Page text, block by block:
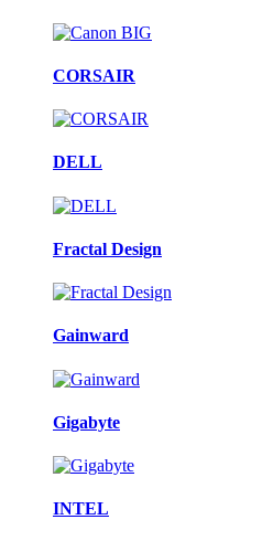
CORSAIR
DELL
Fractal Design
Gainward
Gigabyte
INTEL